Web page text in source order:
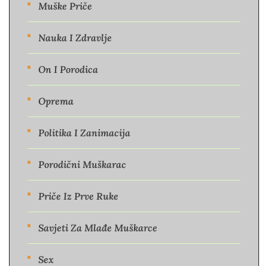
Muške Priče
Nauka I Zdravlje
On I Porodica
Oprema
Politika I Zanimacija
Porodični Muškarac
Priče Iz Prve Ruke
Savjeti Za Mlađe Muškarce
Sex